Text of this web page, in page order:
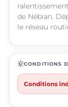
de Nébian.
le réseau
routineCONDITIONS
Conditions